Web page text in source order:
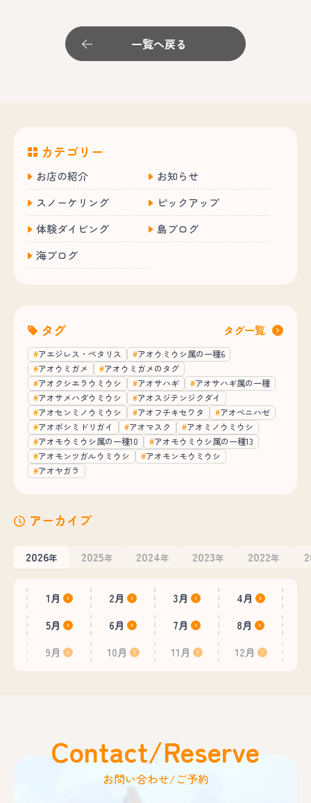
一覧へ戻る
カテゴリー
お店の紹介
お知らせ
スノーケリング
ピックアップ
体験ダイビング
島ブログ
海ブログ
タグ タグ一覧
アエジレス・ペタリス
アオウミウシ属の一種6
アオウミガメ
アオウミガメのタグ
アオクシエラウミウシ
アオサハギ
アオサハギ属の一種
アオサメハダウミウシ
アオスジテンジクダイ
アオセンミノウミウシ
アオフチキセワタ
アオベニハゼ
アオボシミドリガイ
アオマスク
アオミノウミウシ
アオモウミウシ属の一種10
アオモウミウシ属の一種13
アオモンツガルウミウシ
アオモンモウミウシ
アオヤガラ
アーカイブ
2026年 2025年 2024年 2023年 2022年
1月 2月 3月
4月
5月
6月 7月
8月
9月
10月 11月 12月
Contact/Reserve
お問い合わせ/ご予約